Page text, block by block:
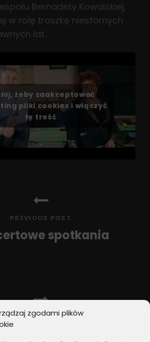
zgodami plików
Bernadety Kowalskiej,
w rolę troszkę niesfornych
lat…
żeby zaakceptować
pliki cookies i włączyć
tę treść
PREVIOUS POST
spotkania
NEXT POST